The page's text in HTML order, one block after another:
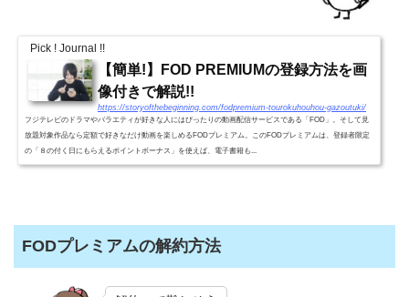
Pick ! Journal !!
【簡単!】FOD PREMIUMの登録方法を画
像付きで解説!!
https://storyofthebeginning.com/fodpremium-tourokuhouhou-gazoutuki/
フジテレビのドラマやバラエティが好きな人にはぴったりの動画配信サービスである「FOD」。そして見
放題対象作品なら定額で好きなだけ動画を楽しめるFODプレミアム。このFODプレミアムは、登録者限定
の「８の付く日にもらえるポイントボーナス」を使えば、電子書籍も...
FODプレミアムの解約方法